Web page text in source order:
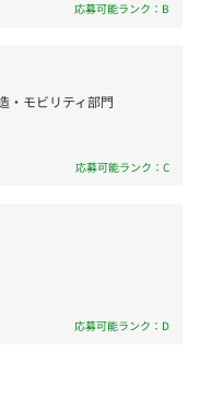
SAS、SPSS
SQL Server、
」より徒歩5分
ード構築を専門
やPowerBIの経
速。経営・現場
■SAC部
サルティングに特
「顧客課題を解決
析屋で
析」とはいいま
を解決するこ
応募可能ランク：B
・モビリティ部門
応募可能ランク：C
応募可能ランク：D